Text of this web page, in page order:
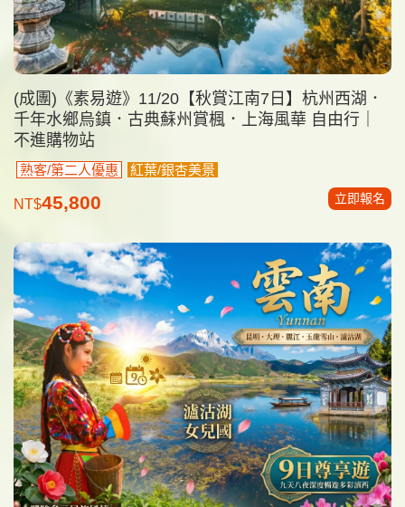
(成團)《素易遊》11/20【秋賞江南7日】杭州西湖．
千年水鄉烏鎮．古典蘇州賞楓．上海風華 自由行｜
不進購物站
熟客/第二人優惠 紅葉/銀杏美景
NT$45,800 立即報名